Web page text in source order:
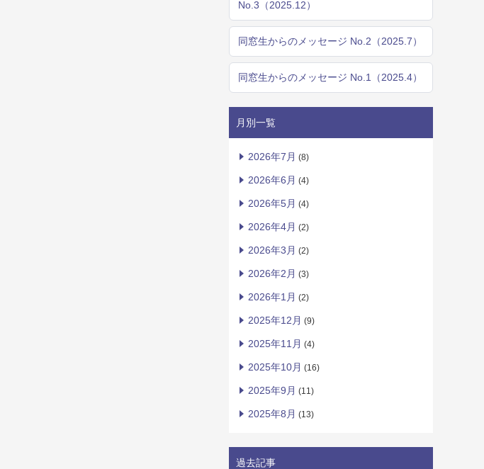
No.3（2025.12）
同窓生からのメッセージ No.2（2025.7）
同窓生からのメッセージ No.1（2025.4）
月別一覧
2026年7月 (8)
2026年6月 (4)
2026年5月 (4)
2026年4月 (2)
2026年3月 (2)
2026年2月 (3)
2026年1月 (2)
2025年12月 (9)
2025年11月 (4)
2025年10月 (16)
2025年9月 (11)
2025年8月 (13)
過去記事